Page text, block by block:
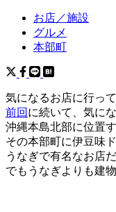
お店／施設
グルメ
本部町
気になるお店に行っ
前回 に続いて、気に
沖縄本島北部に位置す
その本部町に伊豆味
うなぎで有名なお店だ
でもうなぎよりも建